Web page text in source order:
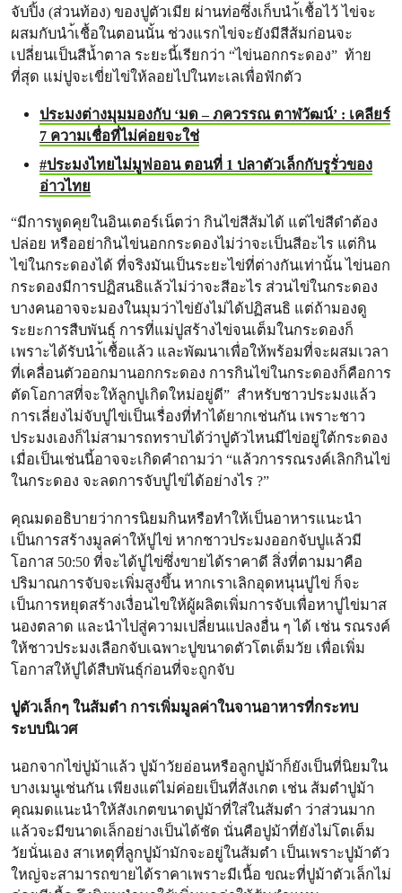
จับปิ้ง (ส่วนท้อง) ของปูตัวเมีย ผ่านท่อซึ่งเก็บนำ้เชื้อไว้ ไข่จะ
ผสมกับนำ้เชื้อในตอนนั้น ช่วงแรกไข่จะยังมีสีส้มก่อนจะ
เปลี่ยนเป็นสีน้ำตาล ระยะนี้เรียกว่า “ไข่นอกกระดอง” ท้าย
ที่สุด แม่ปูจะเขี่ยไข่ให้ลอยไปในทะเลเพื่อฟักตัว
ประมงต่างมุมมองกับ ‘มด – ภควรรณ ตาฬวัฒน์’ : เคลียร์
7 ความเชื่อที่ไม่ค่อยจะใช่
#ประมงไทยไม่มูฟออน ตอนที่ 1 ปลาตัวเล็กกับรูรั่วของ
อ่าวไทย
“มีการพูดคุยในอินเตอร์เน็ตว่า กินไข่สีส้มได้ แต่ไข่สีดำต้อง
ปล่อย หรืออย่ากินไข่นอกกระดองไม่ว่าจะเป็นสีอะไร แต่กิน
ไข่ในกระดองได้ ที่จริงมันเป็นระยะไข่ที่ต่างกันเท่านั้น ไข่นอก
กระดองมีการปฏิสนธิแล้วไม่ว่าจะสีอะไร ส่วนไข่ในกระดอง
บางคนอาจจะมองในมุมว่าไข่ยังไม่ได้ปฏิสนธิ แต่ถ้ามองดู
ระยะการสืบพันธุ์ การที่แม่ปูสร้างไข่จนเต็มในกระดองก็
เพราะได้รับนำ้เชื้อแล้ว และพัฒนาเพื่อให้พร้อมที่จะผสมเวลา
ที่เคลื่อนตัวออกมานอกกระดอง การกินไข่ในกระดองก็คือการ
ตัดโอกาสที่จะให้ลูกปูเกิดใหม่อยู่ดี” สำหรับชาวประมงแล้ว
การเลี่ยงไม่จับปูไข่เป็นเรื่องที่ทำได้ยากเช่นกัน เพราะชาว
ประมงเองก็ไม่สามารถทราบได้ว่าปูตัวไหนมีไข่อยู่ใต้กระดอง
เมื่อเป็นเช่นนี้อาจจะเกิดคำถามว่า “แล้วการรณรงค์เลิกกินไข่
ในกระดอง จะลดการจับปูไข่ได้อย่างไร ?”
คุณมดอธิบายว่าการนิยมกินหรือทำให้เป็นอาหารแนะนำ
เป็นการสร้างมูลค่าให้ปูไข่ หากชาวประมงออกจับปูแล้วมี
โอกาส 50:50 ที่จะได้ปูไข่ซึ่งขายได้ราคาดี สิ่งที่ตามมาคือ
ปริมาณการจับจะเพิ่มสูงขึ้น หากเราเลิกอุดหนุนปูไข่ ก็จะ
เป็นการหยุดสร้างเงื่อนไขให้ผู้ผลิตเพิ่มการจับเพื่อหาปูไข่มาส
นองตลาด และนำไปสู่ความเปลี่ยนแปลงอื่น ๆ ได้ เช่น รณรงค์
ให้ชาวประมงเลือกจับเฉพาะปูขนาดตัวโตเต็มวัย เพื่อเพิ่ม
โอกาสให้ปูได้สืบพันธุ์ก่อนที่จะถูกจับ
ปูตัวเล็กๆ ในส้มตำ การเพิ่มมูลค่าในจานอาหารที่กระทบ
ระบบนิเวศ
นอกจากไข่ปูม้าแล้ว ปูม้าวัยอ่อนหรือลูกปูม้าก็ยังเป็นที่นิยมใน
บางเมนูเช่นกัน เพียงแต่ไม่ค่อยเป็นที่สังเกต เช่น ส้มตำปูม้า
คุณมดแนะนำให้สังเกตขนาดปูม้าที่ใส่ในส้มตำ ว่าส่วนมาก
แล้วจะมีขนาดเล็กอย่างเป็นได้ชัด นั่นคือปูม้าที่ยังไม่โตเต็ม
วัยนั่นเอง สาเหตุที่ลูกปูม้ามักจะอยู่ในส้มตำ เป็นเพราะปูม้าตัว
ใหญ่จะสามารถขายได้ราคาเพราะมีเนื้อ ขณะที่ปูม้าตัวเล็กไม่